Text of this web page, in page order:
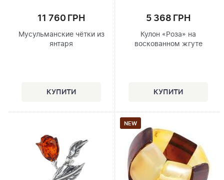
11 760 ГРН
Мусульманские чётки из
янтаря
5 368 ГРН
Кулон «Роза» на
воскованном жгуте
NEW